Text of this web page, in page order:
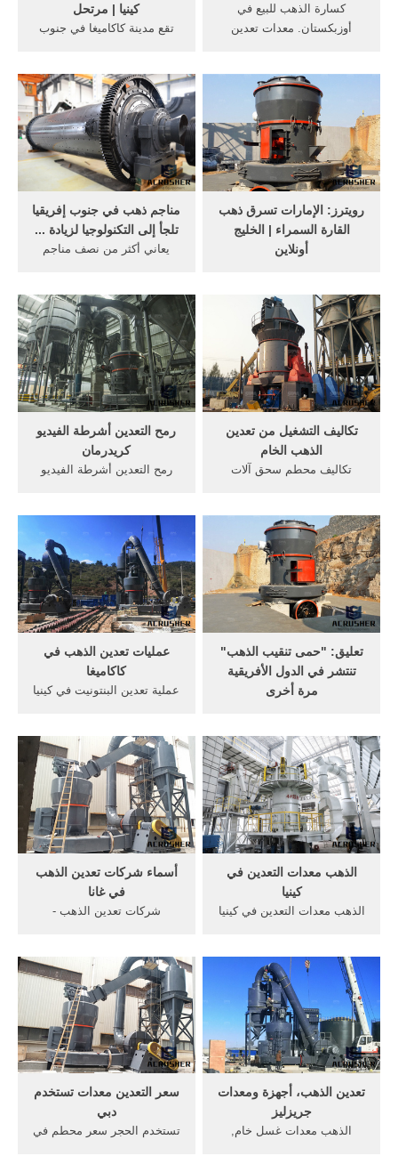
كينيا | مرتحل
تقع مدينة كاكاميغا في جنوب
البريطانيون كاكاميغا لأغراض
دفاعية في عام 1903. وتم
اكتشاف الذهب في المدينة في
عام 1931 وتدفق المستوطنين
وزاد عدد ...
كسارة الذهب للبيع في
أوزبكستان. معدات تعدين
الذهب في كسارة كندا للبيع
تعدين الذهب كندا,, معدات
تعدين الذهب للبيع في
سرغودامعدات تعدين الذهبللبيع
معدات مصنع .
مناجم ذهب في جنوب إفريقيا
تلجأ إلى التكنولوجيا لزيادة ...
يعاني أكثر من نصف مناجم
البحث عن حلول تقنية جديدة
تعتمد على الآلات والروبوتات
لزيادة إنتاجيتها، والتوصل
لأساليب جديدة للحفر على مدى
أعمق، واستخراج أكبر مخزون
من ...
رويترز: الإمارات تسرق ذهب
القارة السمراء | الخليج
أونلاين
الأفريقي ذا أهمية كبيرة
عام 2016 ارتفعت حصة الذهب
الأفريقي في واردات الإمارات
من 18% إلى ما يقرب من
50%.
رمح التعدين أشرطة الفيديو
كريدرمان
رمح التعدين أشرطة الفيديو
للبيع في الإمارات العربية
المتحدة→حزام الناقل → الات
طحن آلة كسارة الحجر للبيع في
الدول مصانع بيع معدات
الغسيل ...
تكاليف التشغيل من تعدين
الذهب الخام
تكاليف محطم سحق آلات
صغير المطلوبة تكاليف
الاستثمار والفضة والنحاس
والحديد والقصدير والألمنيوم
والزنك وغيرها من المعادن
والفوسفات غير المعدنية هي
أيضا غنية ...
عمليات تعدين الذهب في
كاكاميغا
عملية تعدين البنتونيت في كينيا
محطم من كينيا تعدين الذهب
في جنوب . ... قانون تعدد
الزوجات في كينيا, - bbc.
تعليق: "حمى تنقيب الذهب"
تنتشر في الدول الأفريقية
مرة أخرى
العائدات 6.2 مليار شلن،
3أضعاف من العام الماضي.
ومع موجة ارتفاع أسعار الذهب
ازداد تطلع عمالقة التعدين
العالمية إلى تراخيص تنقيب
الذهب في كينيا.
أسماء شركات تعدين الذهب
في غانا
شركات تعدين الذهب -
واسع fsme الحزام الناقل لنقل
المواد مقطوع أو المنتجات
المصنعة في التعدين، البناء،
الصناعات المعدنية والصناعات
الأخرى، على .
الذهب معدات التعدين في
كينيا
الذهب معدات التعدين في كينيا
الذهب معدات التعدين في
كينيا,اختبار ارامكو للمعدات
الثقيله كيف يستخرج الذهب من
محلول السيانيد والذهب؟ ...
سعر التعدين معدات تستخدم
دبي
تستخدم الحجر سعر محطم في
تعدين الذهب، أجهزة ومعدات
جريزليز
الذهب معدات غسل خام,